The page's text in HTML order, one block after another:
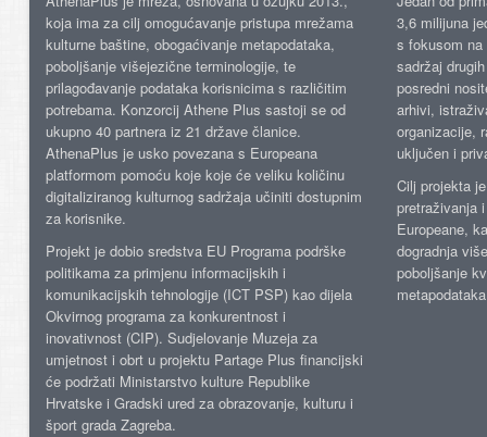
koja ima za cilj omogućavanje pristupa mrežama
kulturne baštine, obogaćivanje metapodataka,
poboljšanje višejezične terminologije, te
prilagođavanje podataka korisnicima s različitim
potrebama. Konzorcij Athene Plus sastoji se od
ukupno 40 partnera iz 21 države članice.
AthenaPlus je usko povezana s Europeana
platformom pomoću koje koje će veliku količinu
digitaliziranog kulturnog sadržaja učiniti dostupnim
za korisnike.
Projekt je dobio sredstva EU Programa podrške
politikama za primjenu informacijskih i
komunikacijskih tehnologije (ICT PSP) kao dijela
Okvirnog programa za konkurentnost i
inovativnost (CIP). Sudjelovanje Muzeja za
umjetnost i obrt u projektu Partage Plus financijski
će podržati Ministarstvo kulture Republike
Hrvatske i Gradski ured za obrazovanje, kulturu i
šport grada Zagreba.
3,6 milijuna
s fokusom
sadržaj
posredni
arhivi,
organizacije,
uključen i
Cilj projekta
pretraživanja
Europeane,
dogradnja
poboljšanje